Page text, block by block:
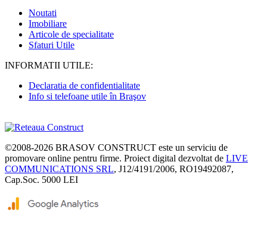
Noutati
Imobiliare
Articole de specialitate
Sfaturi Utile
INFORMATII UTILE:
Declaratia de confidentialitate
Info si telefoane utile în Braşov
©2008-2026 BRASOV CONSTRUCT este un serviciu de
promovare online pentru firme. Proiect digital dezvoltat de LIVE
COMMUNICATIONS SRL, J12/4191/2006, RO19492087,
Cap.Soc. 5000 LEI